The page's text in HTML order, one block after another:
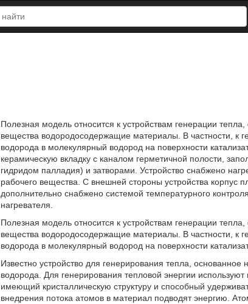
Полезная модель относится к устройствам генерации
вещества водородосодержащие материалы. В частности, к
водорода в молекулярный водород на поверхности
керамическую вкладку с каналом герметичной полости,
гидридом палладия) и затворами. Устройство снабжено
рабочего вещества. С внешней стороны устройства корпус
дополнительно снабжено системой температурного
нагревателя.
Полезная модель относится к устройствам генерации
вещества водородосодержащие материалы. В частности, к
водорода в молекулярный водород на поверхности
Известно устройство для генерирования тепла, основанное
водорода. Для генерирования тепловой энергии
имеющий кристаллическую структуру и способный
внедрения потока атомов в материал подводят энергию.